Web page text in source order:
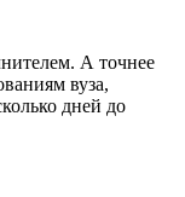
А точнее
вуза,
дней до